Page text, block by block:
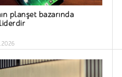
planşet bazarında